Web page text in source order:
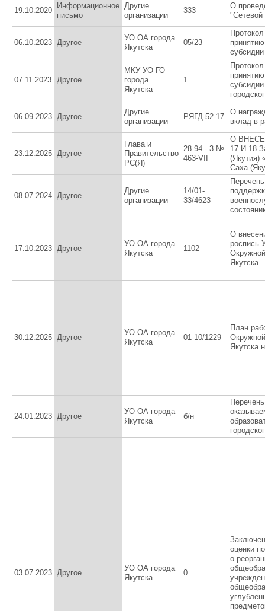
19.10.2020
Информационное
письмо
Другие
организации
333
О
"Сетевой
06.10.2023 Другое
УО ОА города
Якутска
05/23
субсидии
07.11.2023 Другое
МКУ УО ГО
города
Якутска
1
06.09.2023 Другое
Другие
организации
РЯГД-52-17
О
вклад в
23.12.2025 Другое
Глава и
Правительство
РС(Я)
28 94 - 3 №
463-VII
О
17 И 18
(Якутия)
Саха
08.07.2024 Другое
Другие
организации
14/01-
33/4623
17.10.2023 Другое
УО ОА города
Якутска
1102
О
роспись
Якутска
30.12.2025 Другое
УО ОА города
Якутска
01-10/1229
План
Якутска
24.01.2023 Другое
УО ОА города
Якутска
б/н
03.07.2023 Другое
УО ОА города
Якутска
0
оценки
о